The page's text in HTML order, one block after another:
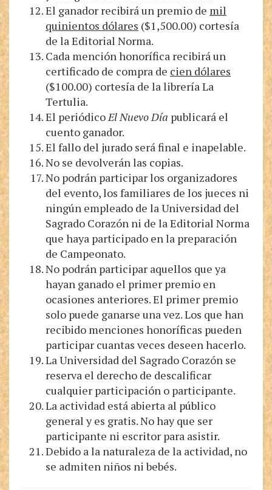
El ganador recibirá un premio de mil
quinientos dólares ($1,500.00) cortesía
de la Editorial Norma.
Cada mención honorífica recibirá un
certificado de compra de cien dólares
($100.00) cortesía de la librería La
Tertulia.
El periódicoEl Nuevo Día publicará el
cuento ganador.
El fallo del jurado será final e inapelable.
No se devolverán las copias.
No podrán participar los organizadores
del evento, los familiares de los jueces ni
ningún empleado de la Universidad del
Sagrado Corazón ni de la Editorial Norma
que haya participado en la preparación
de Campeonato.
No podrán participar aquellos que ya
hayan ganado el primer premio en
ocasiones anteriores. El primer premio
solo puede ganarse una vez. Los que han
recibido menciones honoríficas pueden
participar cuantas veces deseen hacerlo.
La Universidad del Sagrado Corazón se
reserva el derecho de descalificar
cualquier participación o participante.
La actividad está abierta al público
general y es gratis. No hay que ser
participante ni escritor para asistir.
Debido a la naturaleza de la actividad, no
se admiten niños ni bebés.